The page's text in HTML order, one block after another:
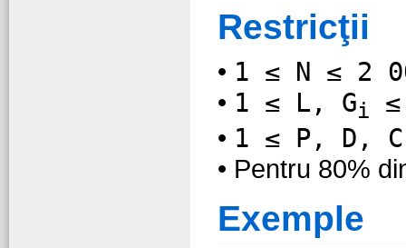
Restricţii
• 1 ≤ N ≤ 2
• 1 ≤ L, Gi
• 1 ≤ P, D,
• Pentru 80%
Exemple